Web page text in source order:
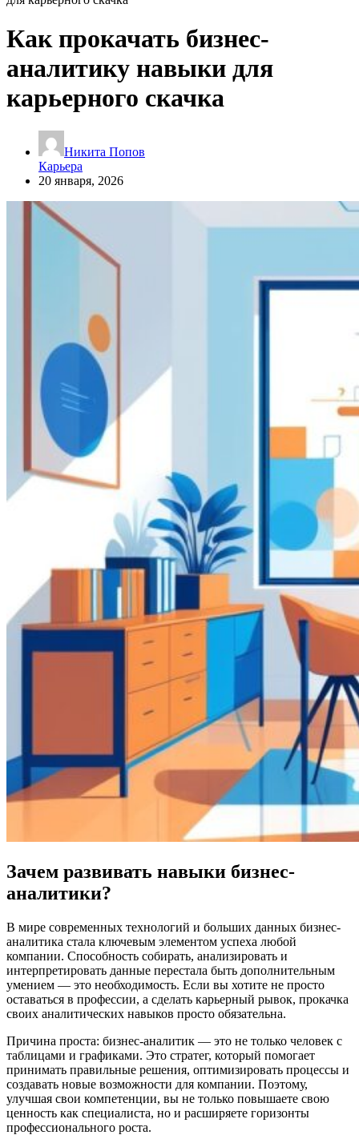
Как прокачать бизнес-
аналитику навыки для
карьерного скачка
Никита Попов
Карьера
20 января, 2026
Зачем развивать навыки бизнес-
аналитики?
В мире современных технологий и больших данных бизнес-
аналитика стала ключевым элементом успеха любой
компании. Способность собирать, анализировать и
интерпретировать данные перестала быть дополнительным
умением — это необходимость. Если вы хотите не просто
оставаться в профессии, а сделать карьерный рывок, прокачка
своих аналитических навыков просто обязательна.
Причина проста: бизнес-аналитик — это не только человек с
таблицами и графиками. Это стратег, который помогает
принимать правильные решения, оптимизировать процессы и
создавать новые возможности для компании. Поэтому,
улучшая свои компетенции, вы не только повышаете свою
ценность как специалиста, но и расширяете горизонты
профессионального роста.